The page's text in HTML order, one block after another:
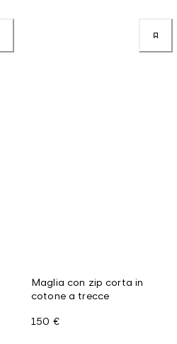
Maglia con zip corta in
cotone a trecce
150 €